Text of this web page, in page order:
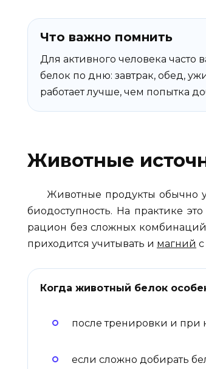
Что важно помнить
Для активного человека часто
белок по дню: завтрак, обед,
работает лучше, чем попытка
Животные
Животные продукты обычно
биодоступность. На практике
рацион без сложных
приходится учитывать и магний с
Когда животный белок
после тренировки и
если сложно добирать